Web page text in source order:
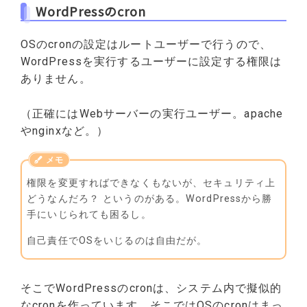
WordPressのcron
OSのcronの設定はルートユーザーで行うので、
WordPressを実行するユーザーに設定する権限は
ありません。
（正確にはWebサーバーの実行ユーザー。apache
やnginxなど。）
権限を変更すればできなくもないが、セキュリティ上
どうなんだろ？ というのがある。WordPressから勝
手にいじられても困るし。
自己責任でOSをいじるのは自由だが。
そこでWordPressのcronは、システム内で擬似的